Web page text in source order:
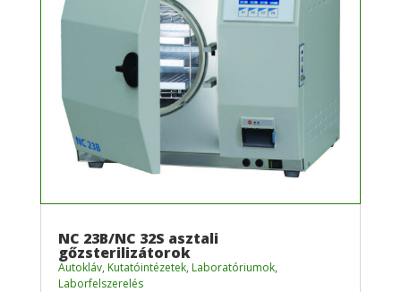
NC 23B/NC 32S asztali
gőzsterilizátorok
Autokláv, Kutatóintézetek, Laboratóriumok,
Laborfelszerelés